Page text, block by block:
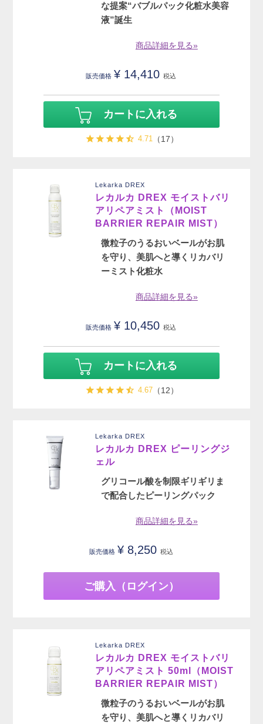
な提案“バブルパック化粧水美容
液”誕生
商品詳細を見る»
販売価格 ¥ 14,410 税込
カートに入れる
4.71（17）
Lekarka DREX
レカルカ DREX モイストバリ
アリペアミスト（MOIST
BARRIER REPAIR MIST）
微粒子のうるおいベールがお肌
を守り、美肌へと導くリカバリ
ーミスト化粧水
商品詳細を見る»
販売価格 ¥ 10,450 税込
カートに入れる
4.67（12）
Lekarka DREX
レカルカ DREX ピーリングジ
ェル
グリコール酸を制限ギリギリま
で配合したピーリングパック
商品詳細を見る»
販売価格 ¥ 8,250 税込
ご購入（ログイン）
Lekarka DREX
レカルカ DREX モイストバリ
アリペアミスト 50ml（MOIST
BARRIER REPAIR MIST）
微粒子のうるおいベールがお肌
を守り、美肌へと導くリカバリ